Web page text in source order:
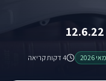
4 דקות קריאה